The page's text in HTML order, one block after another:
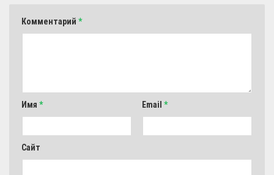
Комментарий *
Имя * Email *
Сайт